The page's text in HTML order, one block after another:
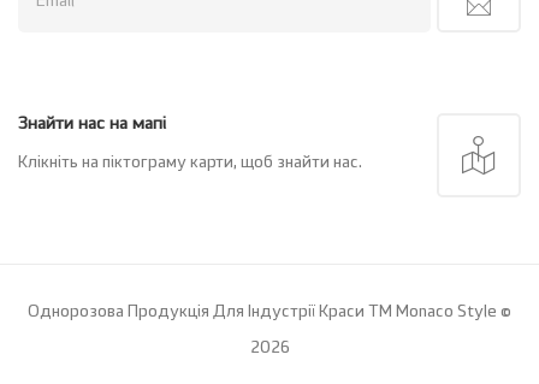
Знайти нас на мапі
Клікніть на піктограму карти, щоб знайти нас.
Однорозова Продукція Для Індустрії Краси ТМ Monaco Style ©
2026